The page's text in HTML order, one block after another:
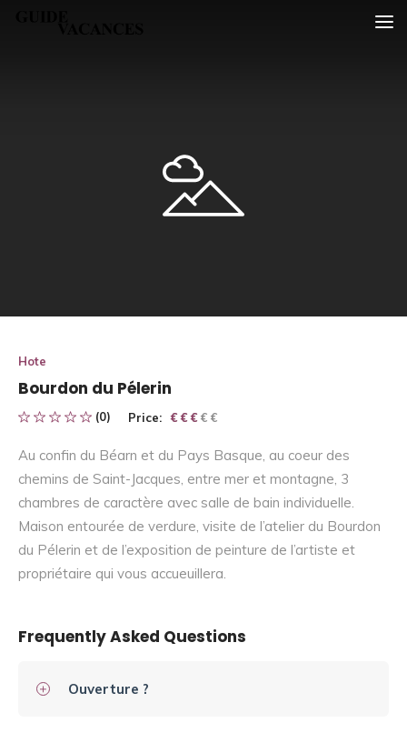
Hote
Bourdon du Pélerin
(0) Price: € € € € €
€ € €
Au confin du Béarn et du Pays Basque, au coeur des
chemins de Saint-Jacques, entre mer et montagne, 3
chambres de caractère avec salle de bain individuelle.
Maison entourée de verdure, visite de l’atelier du Bourdon
du Pélerin et de l’exposition de peinture de l’artiste et
propriétaire qui vous accueuillera.
Frequently Asked Questions
Ouverture ?